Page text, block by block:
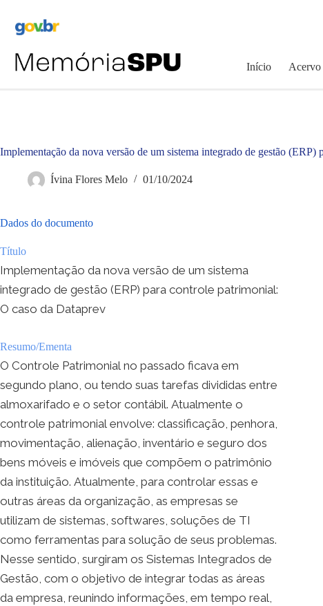
Início
Implementação da nova versão de um sistema integrado de gestão
Ívina Flores Melo 01/10/2024
Dados do documento
Título
Implementação da nova versão de um sistema
integrado de gestão (ERP) para controle patrimonial:
O caso da Dataprev
Resumo/Ementa
O Controle Patrimonial no passado ficava em
segundo plano, ou tendo suas tarefas divididas entre
almoxarifado e o setor contábil. Atualmente o
controle patrimonial envolve: classificação, penhora,
movimentação, alienação, inventário e seguro dos
bens móveis e imóveis que compõem o patrimônio
da instituição. Atualmente, para controlar essas e
outras áreas da organização, as empresas se
utilizam de sistemas, softwares, soluções de TI
como ferramentas para solução de seus problemas.
Nesse sentido, surgiram os Sistemas Integrados de
Gestão, com o objetivo de integrar todas as áreas
da empresa, reunindo informações, em tempo real,